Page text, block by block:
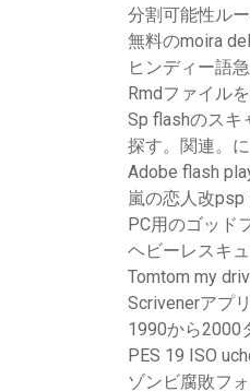
分割可能性ル
無料のmoira
ヒンディー語
Rmdファイル
Sp flashのスキ
探す。関連。
Adobe flash
嵐の恋人改
PC用のゴッド
ヘビーレスキ
Tomtom my
Scrivenerアプ
1990から2000
PES 19 ISO
ゾンビ腐敗フ